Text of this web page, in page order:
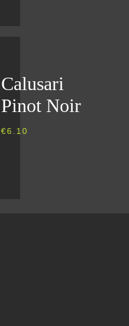
Calusari
Pinot Noir
€6.10